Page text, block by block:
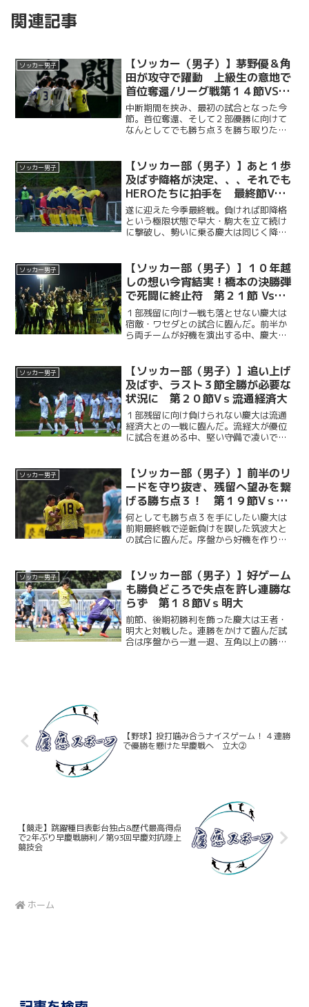
関連記事
ソッカー男子
【ソッカー（男子）】茅野優＆角
田が攻守で躍動 上級生の意地で
首位奪還/リーグ戦第１４節VS順
天堂大
中断期間を挟み、最初の試合となった今
節。首位奪還、そして２部優勝に向けて
なんとしてでも勝ち点３を勝ち取りたい
に譲らない展開が続く。茅野優希（政
４・慶應）や齋藤真之介（経...
ソッカー男子
【ソッカー部（男子）】あと１歩
及ばず降格が決定、、、それでも
HEROたちに拍手を 最終節Vｓ
拓殖大
遂に迎えた今季最終戦。負ければ即降格
という極限状態で早大・駒大を立て続け
に撃破し、勢いに乗る慶大は同じく降格
一戦は拓大ペースで試合が進んでいく。
１４分に先制を許した慶大...
ソッカー男子
【ソッカー部（男子）】１０年越
しの想い今宵結実！橋本の決勝弾
で死闘に終止符 第２１節 Vs早
大 兼第７２回 早慶サッカー定期
戦
１部残留に向け一戦も落とせない慶大は
宿敵・ワセダとの試合に臨んだ。前半か
ら両チームが好機を演出する中、慶大は
で同点に追いついた慶大だったが、３５
分に空いたスペースを狙...
ソッカー男子
【ソッカー部（男子）】追い上げ
及ばず、ラスト３節全勝が必要な
状況に 第２０節Vｓ流通経済大
１部残留に向け負けられない慶大は流通
経済大との一戦に臨んだ。流経大が優位
に試合を進める中、堅い守備で凌いでい
点を献上し一時２点差に。宮本稜大（商
３・國學院久我山）の...
ソッカー男子
【ソッカー部（男子）】前半のリ
ードを守り抜き、残留へ望みを繋
げる勝ち点３！ 第１９節Vｓ筑
波大
何としても勝ち点３を手にしたい慶大は
前期最終戦で逆転負けを喫した筑波大と
の試合に臨んだ。序盤から好機を作り１
サンガF.C.U-18）が追加点を叩き出し２
－０で折り返す...
ソッカー男子
【ソッカー部（男子）】好ゲーム
も勝負どころで失点を許し連勝な
らず 第１８節Vｓ明大
前節、後期初勝利を飾った慶大は王者・
明大と対戦した。連勝をかけて臨んだ試
合は序盤から一進一退、互角以上の勝負
【野球】投打噛み合うナイスゲーム！ ４連勝
で優勝を懸けた早慶戦へ 立大②
【競走】跳躍種目表彰台独占&歴代最高得点
で2年ぶり早慶戦勝利／第93回早慶対抗陸上
競技会
ホーム